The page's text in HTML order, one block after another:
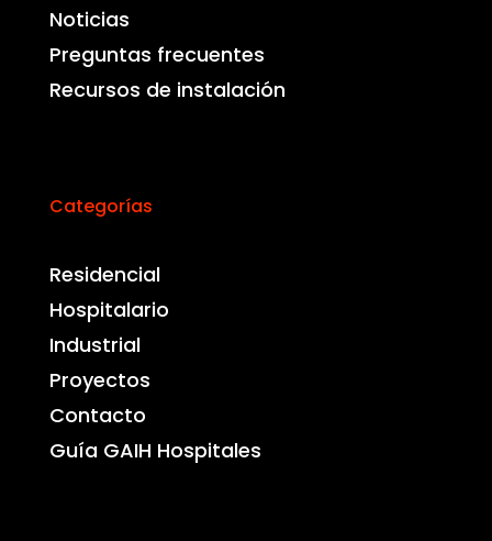
Noticias
Preguntas frecuentes
Recursos de instalación
Categorías
Residencial
Hospitalario
Industrial
Proyectos
Contacto
Guía GAIH Hospitales